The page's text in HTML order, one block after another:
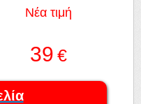
Νέα τιμή
39 €